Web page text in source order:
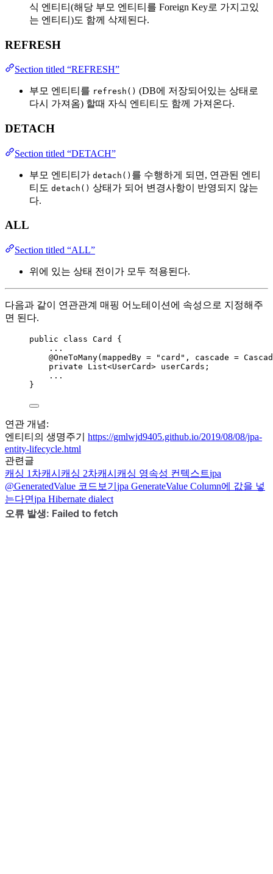
식 엔티티(해당 부모 엔티티를 Foreign Key로 가지고있
는 엔티티)도 함께 삭제된다.
REFRESH
Section titled “REFRESH”
부모 엔티티를 refresh() (DB에 저장되어있는 상태로
다시 가져옴) 할때 자식 엔티티도 함께 가져온다.
DETACH
Section titled “DETACH”
부모 엔티티가 detach() 를 수행하게 되면, 연관된 엔티
티도 detach() 상태가 되어 변경사항이 반영되지 않는
다.
ALL
Section titled “ALL”
위에 있는 상태 전이가 모두 적용된다.
다음과 같이 연관관계 매핑 어노테이션에 속성으로 지정해주
면 된다.
public class Card
{
...
@OneToMany( mappedBy = " card " , cascade =
private
List<UserCard> userCards ;
...
}
연관 개념:
엔티티의 생명주기 https://gmlwjd9405.github.io/2019/08/08/jpa-
entity-lifecycle.html
관련글
캐싱 1차캐시 캐싱 2차캐시 캐싱 영속성 컨텍스트jpa
@GeneratedValue 코드보기 jpa GenerateValue Column에 값을 넣
는다면jpa Hibernate dialect